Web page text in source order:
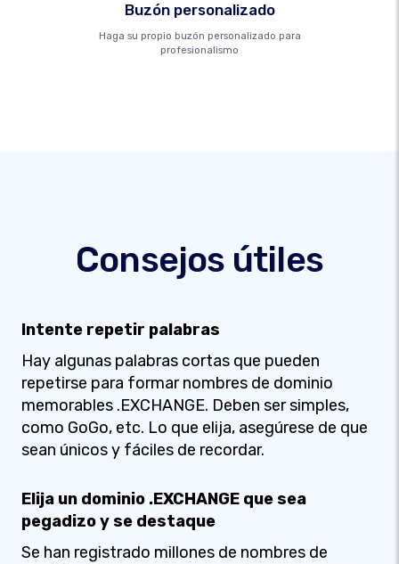
Buzón personalizado
Haga su propio buzón personalizado para
profesionalismo
Consejos útiles
Intente repetir palabras
Hay algunas palabras cortas que pueden
repetirse para formar nombres de dominio
memorables .EXCHANGE. Deben ser simples,
como GoGo, etc. Lo que elija, asegúrese de que
sean únicos y fáciles de recordar.
Elija un dominio .EXCHANGE que sea
pegadizo y se destaque
Se han registrado millones de nombres de